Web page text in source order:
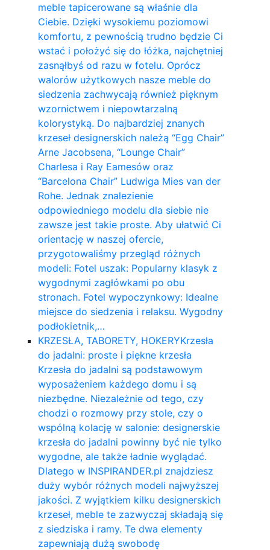
meble tapicerowane są właśnie dla
Ciebie. Dzięki wysokiemu poziomowi
komfortu, z pewnością trudno będzie Ci
wstać i położyć się do łóżka, najchętniej
zasnąłbyś od razu w fotelu. Oprócz
walorów użytkowych nasze meble do
siedzenia zachwycają również pięknym
wzornictwem i niepowtarzalną
kolorystyką. Do najbardziej znanych
krzeseł designerskich należą “Egg Chair”
Arne Jacobsena, “Lounge Chair”
Charlesa i Ray Eamesów oraz
“Barcelona Chair” Ludwiga Mies van der
Rohe. Jednak znalezienie
odpowiedniego modelu dla siebie nie
zawsze jest takie proste. Aby ułatwić Ci
orientację w naszej ofercie,
przygotowaliśmy przegląd różnych
modeli: Fotel uszak: Popularny klasyk z
wygodnymi zagłówkami po obu
stronach. Fotel wypoczynkowy: Idealne
miejsce do siedzenia i relaksu. Wygodny
podłokietnik,…
KRZESŁA, TABORETY, HOKERYKrzesła
do jadalni: proste i piękne krzesła
Krzesła do jadalni są podstawowym
wyposażeniem każdego domu i są
niezbędne. Niezależnie od tego, czy
chodzi o rozmowy przy stole, czy o
wspólną kolację w salonie: designerskie
krzesła do jadalni powinny być nie tylko
wygodne, ale także ładnie wyglądać.
Dlatego w INSPIRANDER.pl znajdziesz
duży wybór różnych modeli najwyższej
jakości. Z wyjątkiem kilku designerskich
krzeseł, meble te zazwyczaj składają się
z siedziska i ramy. Te dwa elementy
zapewniają dużą swobodę